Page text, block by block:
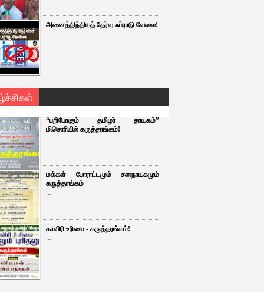
அனைத்திந்தியத் தேர்வு ஃப்ராடு வேலை!
“பறிபோகும் தமிழர் தாயகம்”
மிசொரியில் கருத்தரங்கம்!
...
மக்கள் போராட்டமும் சனநாயகமும்
கருத்தரங்கம்
...
காவிரி உரிமை - கருத்தரங்கம்!
...